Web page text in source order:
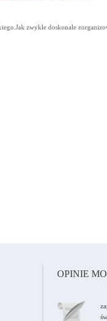
zwykle doskonale
OPINIE